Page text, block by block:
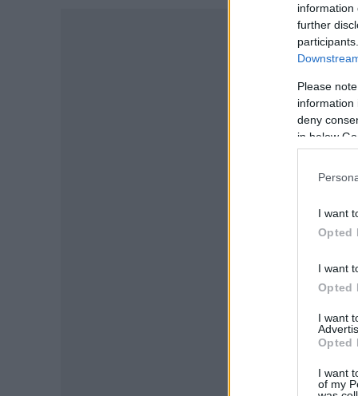
information
further
Please
information
deny
in below
I want
Opted
I want
Opted
I want
Opted
I want
of my